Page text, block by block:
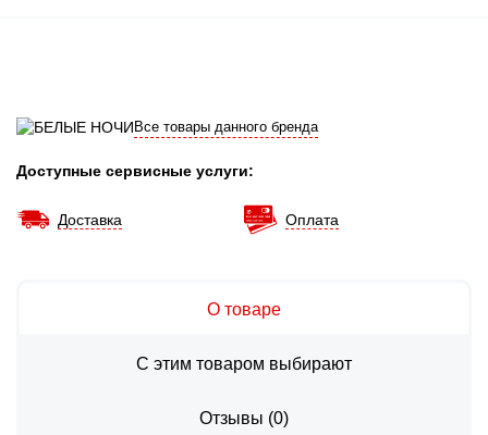
Все товары данного бренда
Доступные сервисные услуги:
Доставка Оплата
О товаре
С этим товаром выбирают
Отзывы (0)